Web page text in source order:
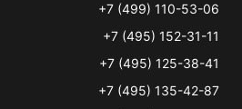
+7 (499) 110-53-06
+7 (495) 152-31-11
+7 (495) 125-38-41
+7 (495) 135-42-87